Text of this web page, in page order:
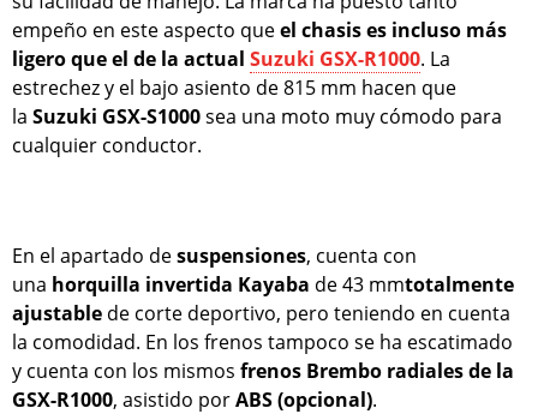
empeño en este aspecto queel chasis es incluso más
ligero que el de la actual Suzuki GSX-R1000. La
estrechez y el bajo asiento de 815 mm hacen que
la Suzuki GSX-S1000sea una moto muy cómodo para
cualquier conductor.
En el apartado desuspensiones, cuenta con
una horquilla invertida Kayaba de 43 mmtotalmente
ajustable de corte deportivo, pero teniendo en cuenta
la comodidad. En los frenos tampoco se ha escatimado
y cuenta con los mismos frenos Brembo radiales de la
GSX-R1000, asistido porABS (opcional).